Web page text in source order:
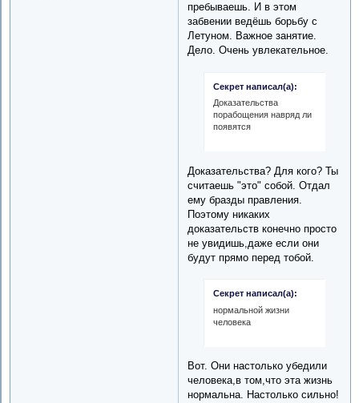
пребываешь. И в этом
забвении ведёшь борьбу с
Летуном. Важное занятие.
Дело. Очень увлекательное.
Секрет написал(а):
Доказательства
порабощения навряд ли
появятся
Доказательства? Для кого? Ты
считаешь "это" собой. Отдал
ему бразды правления.
Поэтому никаких
доказательств конечно просто
не увидишь,даже если они
будут прямо перед тобой.
Секрет написал(а):
нормальной жизни
человека
Вот. Они настолько убедили
человека,в том,что эта жизнь
нормальна. Настолько сильно!